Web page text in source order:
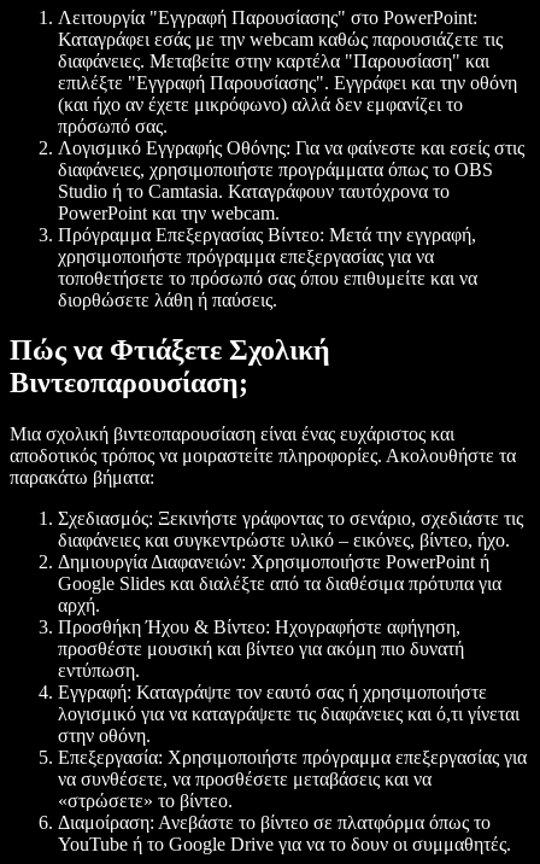
Λειτουργία "Εγγραφή Παρουσίασης" στο PowerPoint:
Καταγράφει εσάς με την webcam καθώς παρουσιάζετε τις
διαφάνειες. Μεταβείτε στην καρτέλα "Παρουσίαση" και
επιλέξτε "Εγγραφή Παρουσίασης". Εγγράφει και την οθόνη
(και ήχο αν έχετε μικρόφωνο) αλλά δεν εμφανίζει το
πρόσωπό σας.
Λογισμικό Εγγραφής Οθόνης: Για να φαίνεστε και εσείς στις
διαφάνειες, χρησιμοποιήστε προγράμματα όπως το OBS
Studio ή το Camtasia. Καταγράφουν ταυτόχρονα το
PowerPoint και την webcam.
Πρόγραμμα Επεξεργασίας Βίντεο: Μετά την εγγραφή,
χρησιμοποιήστε πρόγραμμα επεξεργασίας για να
τοποθετήσετε το πρόσωπό σας όπου επιθυμείτε και να
διορθώσετε λάθη ή παύσεις.
Πώς να Φτιάξετε Σχολική
Βιντεοπαρουσίαση;
Μια σχολική βιντεοπαρουσίαση είναι ένας ευχάριστος και
αποδοτικός τρόπος να μοιραστείτε πληροφορίες. Ακολουθήστε τα
παρακάτω βήματα:
Σχεδιασμός: Ξεκινήστε γράφοντας το σενάριο, σχεδιάστε τις
διαφάνειες και συγκεντρώστε υλικό – εικόνες, βίντεο, ήχο.
Δημιουργία Διαφανειών: Χρησιμοποιήστε PowerPoint ή
Google Slides και διαλέξτε από τα διαθέσιμα πρότυπα για
αρχή.
Προσθήκη Ήχου & Βίντεο: Ηχογραφήστε αφήγηση,
προσθέστε μουσική και βίντεο για ακόμη πιο δυνατή
εντύπωση.
Εγγραφή: Καταγράψτε τον εαυτό σας ή χρησιμοποιήστε
λογισμικό για να καταγράψετε τις διαφάνειες και ό,τι γίνεται
στην οθόνη.
Επεξεργασία: Χρησιμοποιήστε πρόγραμμα επεξεργασίας για
να συνθέσετε, να προσθέσετε μεταβάσεις και να
«στρώσετε» το βίντεο.
Διαμοίραση: Ανεβάστε το βίντεο σε πλατφόρμα όπως το
YouTube ή το Google Drive για να το δουν οι συμμαθητές.